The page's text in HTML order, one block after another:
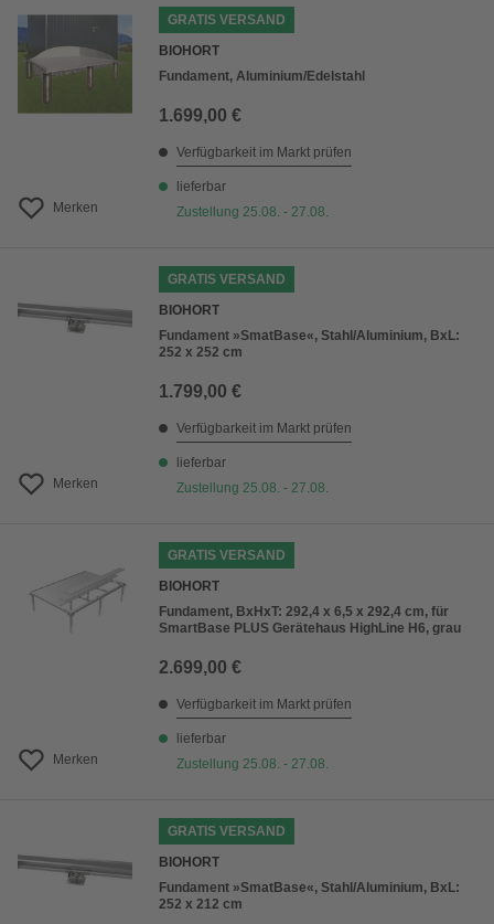
Merken
GRATIS VERSAND
BIOHORT
Fundament, Aluminium/Edelstahl
1.699,00 €
Verfügbarkeit im Markt prüfen
lieferbar
Zustellung 25.08. - 27.08.
Merken
GRATIS VERSAND
BIOHORT
Fundament »SmatBase«, Stahl/Aluminium, BxL:
252 x 252 cm
1.799,00 €
Verfügbarkeit im Markt prüfen
lieferbar
Zustellung 25.08. - 27.08.
Merken
GRATIS VERSAND
BIOHORT
Fundament, BxHxT: 292,4 x 6,5 x 292,4 cm, für
SmartBase PLUS Gerätehaus HighLine H6, grau
2.699,00 €
Verfügbarkeit im Markt prüfen
lieferbar
Zustellung 25.08. - 27.08.
GRATIS VERSAND
BIOHORT
Fundament »SmatBase«, Stahl/Aluminium, BxL:
252 x 212 cm